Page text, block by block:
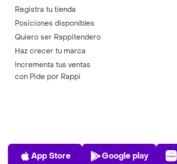
Registra tu tienda
Posiciones disponibles
Quiero ser Rappitendero
Haz crecer tu marca
Incrementa tus ventas
con Pide por Rappi
App Store
App Store
Play Store
Google play